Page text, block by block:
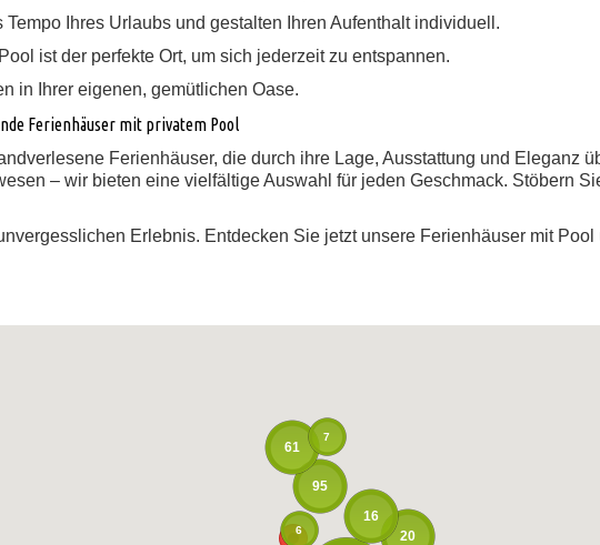
Tempo Ihres Urlaubs und gestalten Ihren Aufenthalt individuell.
ist der perfekte Ort, um sich jederzeit zu entspannen.
in Ihrer eigenen, gemütlichen Oase.
Ferienhäuser mit privatem Pool
Ferienhäuser, die durch ihre Lage, Ausstattung und Eleganz
– wir bieten eine vielfältige Auswahl für jeden Geschmack. Stöbern
Erlebnis. Entdecken Sie jetzt unsere Ferienhäuser mit
20
95
16
61
6
7